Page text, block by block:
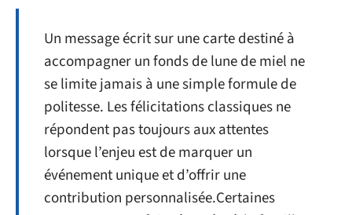
Un message écrit sur une carte destiné à
accompagner un fonds de lune de miel ne
se limite jamais à une simple formule de
politesse. Les félicitations classiques ne
répondent pas toujours aux attentes
lorsque l’enjeu est de marquer un
événement unique et d’offrir une
contribution personnalisée.Certaines